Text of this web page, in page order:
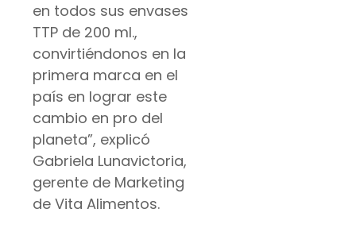
en todos sus envases
TTP de 200 ml.,
convirtiéndonos en la
primera marca en el
país en lograr este
cambio en pro del
planeta”, explicó
Gabriela Lunavictoria,
gerente de Marketing
de Vita Alimentos.